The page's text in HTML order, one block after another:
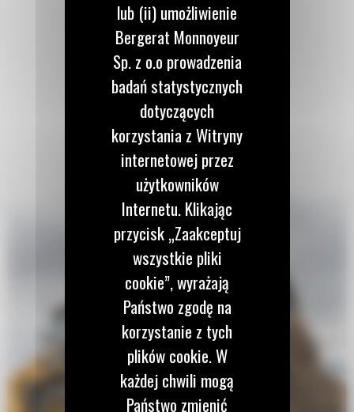
lub (ii) umożliwienie
Bergerat Monnoyeur
Sp. z o.o prowadzenia
badań statystycznych
dotyczących
korzystania z Witryny
internetowej przez
użytkowników
Internetu. Klikając
przycisk „Zaakceptuj
wszystkie pliki
cookie”, wyrażają
Państwo zgodę na
korzystanie z tych
plików cookie. W
każdej chwili mogą
Państwo zmienić